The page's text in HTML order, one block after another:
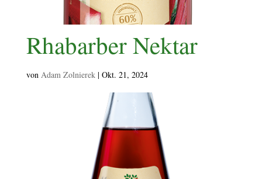
Rhabarber Nektar
von Adam Zolnierek| Okt. 21, 2024